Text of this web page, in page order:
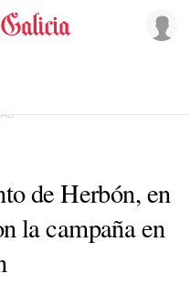
de Herbón, en
la campaña en